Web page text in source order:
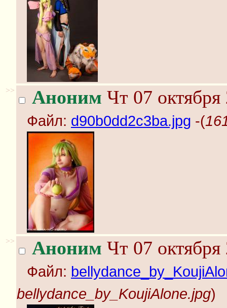
>> Аноним Чт 07
Файл: d90b0dd2c3ba.jpg -(
>> Аноним Чт 07
Файл:
bellydance_by_KoujiAlone.jpg)